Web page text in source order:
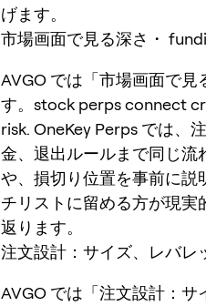
げます。
市場画面で見る深さ・
AVGO では「市場画面で
す。stock perps connect
risk. OneKey Perps では、
金、退出ルールまで同じ流
や、損切り位置を事前に説
チリストに留める方が現実
返ります。
注文設計：サイズ、レバ
AVGO では「注文設計：